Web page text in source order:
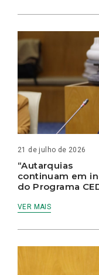
21 de julho de 2026
“Autarquias
continuam em
do Programa
VER MAIS